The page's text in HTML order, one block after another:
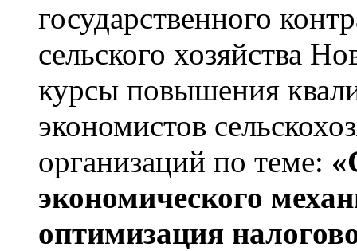
государственного
сельского хозяйства
курсы повышения
экономистов
организаций по теме:
экономического
оптимизация